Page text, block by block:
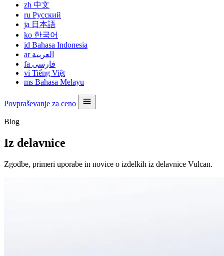
zh 中文
ru Русский
ja 日本語
ko 한국어
id Bahasa Indonesia
ar العربية
fa فارسی
vi Tiếng Việt
ms Bahasa Melayu
Povpraševanje za ceno
Blog
Iz delavnice
Zgodbe, primeri uporabe in novice o izdelkih iz delavnice Vulcan.